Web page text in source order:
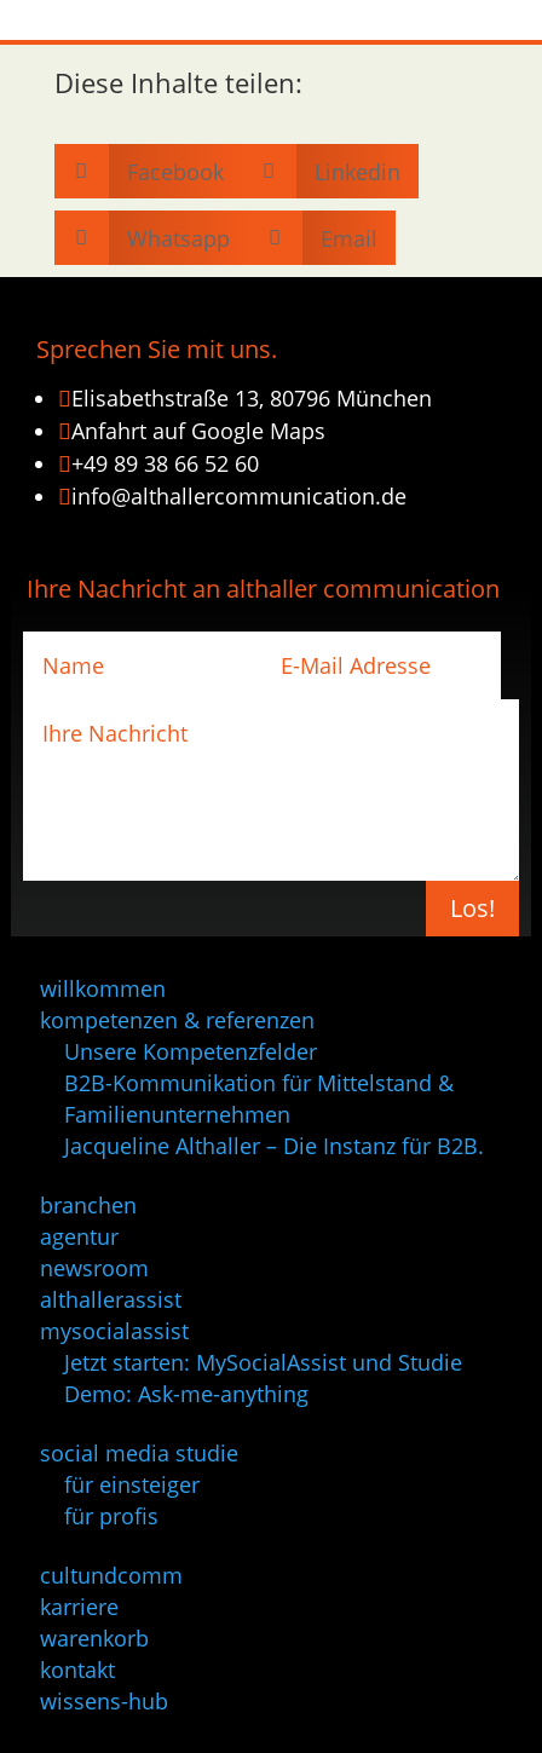
Diese Inhalte teilen:
 Facebook  Linkedin
 Whatsapp  Email
Sprechen Sie mit uns.
Elisabethstraße 13, 80796 München
Anfahrt auf Google Maps
+49 89 38 66 52 60
info@althallercommunication.de
Ihre Nachricht an althaller communication
Los!
willkommen
kompetenzen & referenzen
Unsere Kompetenzfelder
B2B-Kommunikation für Mittelstand &
Familienunternehmen
Jacqueline Althaller – Die Instanz für B2B.
branchen
agentur
newsroom
althallerassist
mysocialassist
Jetzt starten: MySocialAssist und Studie
Demo: Ask-me-anything
social media studie
für einsteiger
für profis
cultundcomm
karriere
warenkorb
kontakt
wissens-hub